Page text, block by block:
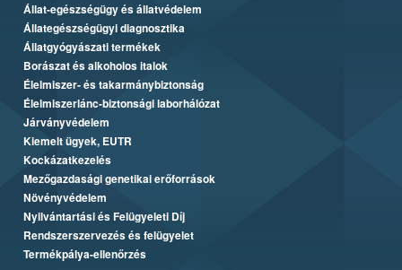
Állat-egészségügy és állatvédelem
Állategészségügyi diagnosztika
Állatgyógyászati termékek
Borászat és alkoholos italok
Élelmiszer- és takarmánybiztonság
Élelmiszerlánc-biztonsági laborhálózat
Járványvédelem
Kiemelt ügyek, EUTR
Kockázatkezelés
Mezőgazdasági genetikai erőforrások
Növényvédelem
Nyilvántartási és Felügyeleti Díj
Rendszerszervezés és felügyelet
Termékpálya-ellenőrzés